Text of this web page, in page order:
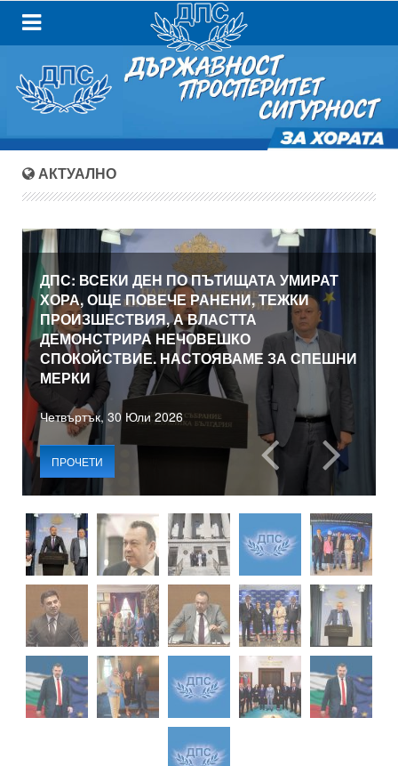
АКТУАЛНО
ДПС: ВСЕКИ ДЕН ПО ПЪТИЩАТА УМИРАТ
ХОРА, ОЩЕ ПОВЕЧЕ РАНЕНИ, ТЕЖКИ
ПРОИЗШЕСТВИЯ, А ВЛАСТТА
ДЕМОНСТРИРА НЕЧОВЕШКО
СПОКОЙСТВИЕ. НАСТОЯВАМЕ ЗА СПЕШНИ
МЕРКИ
Четвъртък, 30 Юли 2026
ПРОЧЕТИ